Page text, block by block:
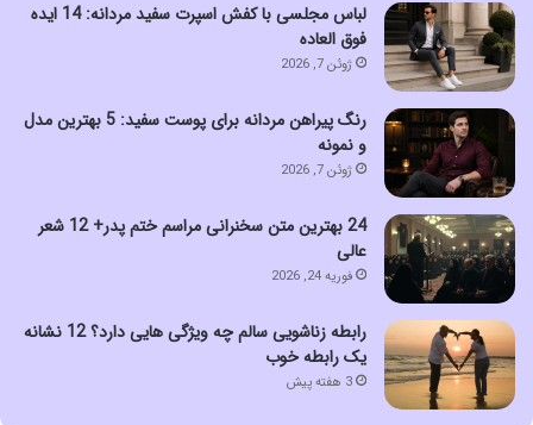
لباس مجلسی با کفش اسپرت سفید مردانه: 14 ایده
فوق العاده
ژوئن 7, 2026
رنگ پیراهن مردانه برای پوست سفید: 5 بهترین مدل
و نمونه
ژوئن 7, 2026
24 بهترین متن سخنرانی مراسم ختم پدر+ 12 شعر
عالی
فوریه 24, 2026
رابطه زناشویی سالم چه ویژگی هایی دارد؟ 12 نشانه
یک رابطه خوب
3 هفته پیش